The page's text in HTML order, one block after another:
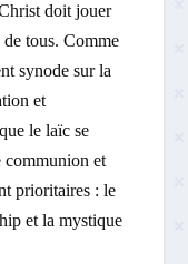
doit jouer
tous. Comme
synode sur la
et
le laïc se
communion et
prioritaires : le
et la mystique